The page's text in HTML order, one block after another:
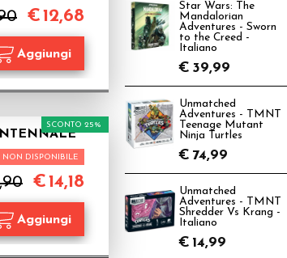
€12,68
NON DISPONIBILE
SCONTO 25%
€14,18
Star Wars: The
Mandalorian
Adventures - Sworn
to the Creed -
Italiano
€ 39,99
Unmatched
Adventures - TMNT
Teenage Mutant
Ninja Turtles
€ 74,99
Unmatched
Adventures - TMNT
Shredder Vs Krang -
Italiano
€ 14,99